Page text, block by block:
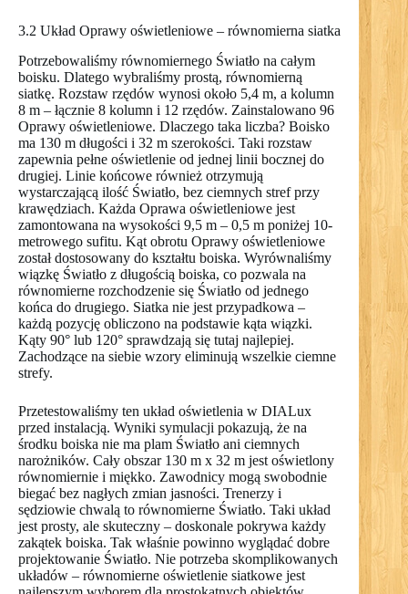
3.2 Układ Oprawy oświetleniowe – równomierna siatka
Potrzebowaliśmy równomiernego Światło na całym
boisku. Dlatego wybraliśmy prostą, równomierną
siatkę. Rozstaw rzędów wynosi około 5,4 m, a kolumn
8 m – łącznie 8 kolumn i 12 rzędów. Zainstalowano 96
Oprawy oświetleniowe. Dlaczego taka liczba? Boisko
ma 130 m długości i 32 m szerokości. Taki rozstaw
zapewnia pełne oświetlenie od jednej linii bocznej do
drugiej. Linie końcowe również otrzymują
wystarczającą ilość Światło, bez ciemnych stref przy
krawędziach. Każda Oprawa oświetleniowe jest
zamontowana na wysokości 9,5 m – 0,5 m poniżej 10-
metrowego sufitu. Kąt obrotu Oprawy oświetleniowe
został dostosowany do kształtu boiska. Wyrównaliśmy
wiązkę Światło z długością boiska, co pozwala na
równomierne rozchodzenie się Światło od jednego
końca do drugiego. Siatka nie jest przypadkowa –
każdą pozycję obliczono na podstawie kąta wiązki.
Kąty 90° lub 120° sprawdzają się tutaj najlepiej.
Zachodzące na siebie wzory eliminują wszelkie ciemne
strefy.
Przetestowaliśmy ten układ oświetlenia w DIALux
przed instalacją. Wyniki symulacji pokazują, że na
środku boiska nie ma plam Światło ani ciemnych
narożników. Cały obszar 130 m x 32 m jest oświetlony
równomiernie i miękko. Zawodnicy mogą swobodnie
biegać bez nagłych zmian jasności. Trenerzy i
sędziowie chwalą to równomierne Światło. Taki układ
jest prosty, ale skuteczny – doskonale pokrywa każdy
zakątek boiska. Tak właśnie powinno wyglądać dobre
projektowanie Światło. Nie potrzeba skomplikowanych
układów – równomierne oświetlenie siatkowe jest